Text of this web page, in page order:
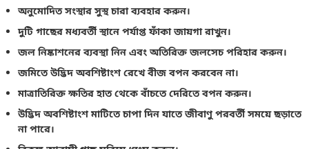
অনুমোদিত সংস্থার সুস্থ চারা ব্যবহার করুন।
দুটি গাছের মধ্যবর্তী স্থানে পর্যাপ্ত ফাঁকা জায়গা রাখুন।
জল নিষ্কাশনের ব্যবস্থা নিন এবং অতিরিক্ত জলসেচ পরিহার করুন।
জমিতে উদ্ভিদ অবশিষ্টাংশ রেখে বীজ বপন করবেন না।
মাত্রাতিরিক্ত ক্ষতির হাত থেকে বাঁচতে দেরিতে বপন করুন।
উদ্ভিদ অবশিষ্টাংশ মাটিতে চাপা দিন যাতে জীবাণু পরবর্তী সময়ে ছড়াতে
না পারে।